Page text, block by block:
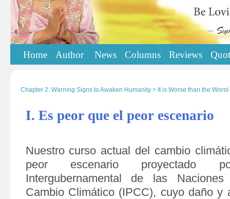
Home Author News Columns Reviews
Chapter 2. Warning Signs to Awaken Humanity > It is Worse than the
I. Es peor que el peor escenario
Nuestro curso actual del cambio
peor escenario proyectado
Intergubernamental de las
Cambio Climático (IPCC), cuyo daño y